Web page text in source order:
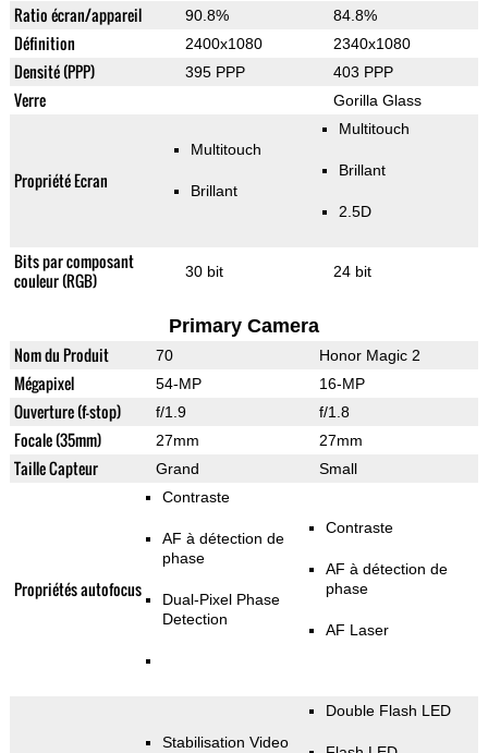
Ratio écran/appareil 90.8% 84.8%
Définition 2400x1080 2340x1080
Densité (PPP) 395 PPP 403 PPP
Verre Gorilla Glass
Propriété Ecran
Multitouch
Brillant
Multitouch
Brillant
2.5D
Bits par composant
couleur (RGB)
30 bit 24 bit
Primary Camera
Nom du Produit 70 Honor Magic 2
Mégapixel 54-MP 16-MP
Ouverture (f-stop) f/1.9 f/1.8
Focale (35mm) 27mm 27mm
Taille Capteur Grand Small
Propriétés autofocus
Contraste
AF à détection de
phase
Dual-Pixel Phase
Detection
Contraste
AF à détection de
phase
AF Laser
Stabilisation Video
Double Flash LED